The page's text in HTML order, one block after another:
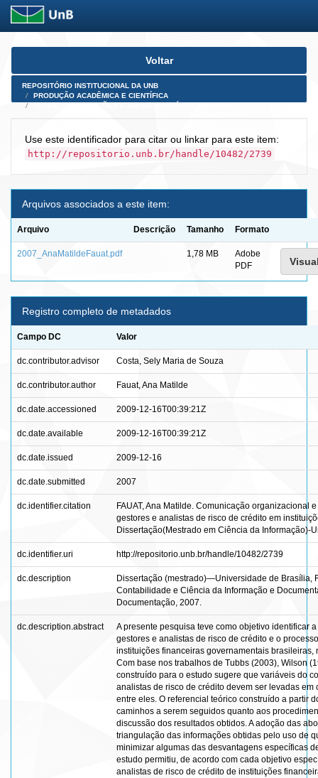
Skip
Voltar
REPOSITÓRIO INSTITUCIONAL DA UNB
PRODUÇÃO ACADÊMICA E CIENTÍFICA
Use este identificador para citar ou linkar para este item:
http://repositorio.unb.br/handle/10482/2739
Arquivos associados a este item:
Arquivo Descrição Tamanho Formato
2007_AnaMatildeFauat.pdf 1,78 MB
Adobe
PDF
Registro completo de metadados
Campo DC Valor
dc.contributor.advisor Costa, Sely Maria de Souza
dc.contributor.author Fauat, Ana Matilde
dc.date.accessioned 2009-12-16T00:39:21Z
dc.date.available 2009-12-16T00:39:21Z
dc.date.issued 2009-12-16
dc.date.submitted 2007
dc.identifier.citation
FAUAT, Ana Matilde. Comunicação organizacional
gestores e analistas de risco de crédito em
Dissertação(Mestrado em Ciência da Informação)-
dc.identifier.uri http://repositorio.unb.br/handle/10482/2739
dc.description
Dissertação (mestrado)—Universidade de Brasília,
Contabilidade e Ciência da Informação e
Documentação, 2007.
dc.description.abstract
A presente pesquisa teve como objetivo identificar
gestores e analistas de risco de crédito e o
instituições financeiras governamentais brasileiras,
Com base nos trabalhos de Tubbs (2003), Wilson
construído para o estudo sugere que variáveis do
analistas de risco de crédito devem ser levadas
entre eles. O referencial teórico construído a partir
caminhos a serem seguidos quanto aos
discussão dos resultados obtidos. A adoção das
triangulação das informações obtidas pelo uso de
minimizar algumas das desvantagens específicas
estudo permitiu, de acordo com cada objetivo
analistas de risco de crédito de instituições